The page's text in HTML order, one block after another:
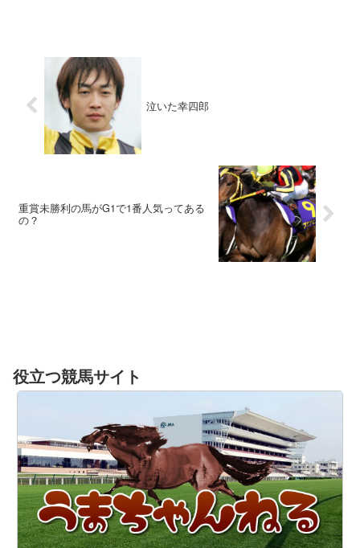
泣いた幸四郎
重賞未勝利の馬がG1で1番人気ってある
の？
役立つ競馬サイト